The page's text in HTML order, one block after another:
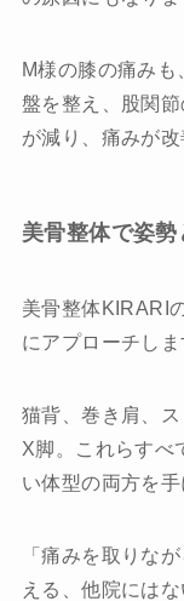
M様の膝の痛み
盤を整え、股関
が減り、痛みが改
美骨整体で姿
美骨整体KIRARI
にアプローチしま
猫背、巻き肩、ス
X脚。これらすべ
い体型の両方を手
「痛みを取りな
える、他院には